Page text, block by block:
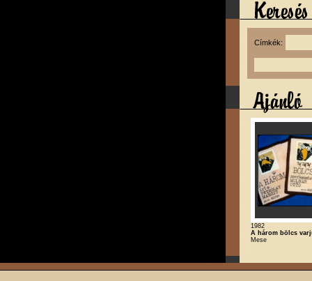
Címkék:
1982
A három bölcs
Mese